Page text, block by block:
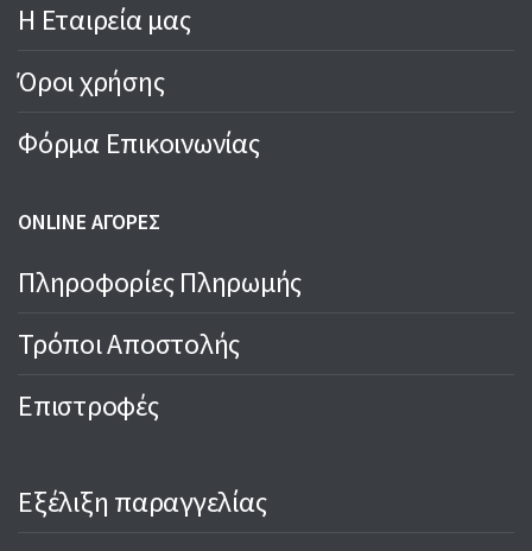
Η Εταιρεία μας
Όροι χρήσης
Φόρμα Επικοινωνίας
ONLINE ΑΓΟΡΕΣ
Πληροφορίες Πληρωμής
Τρόποι Αποστολής
Επιστροφές
Εξέλιξη παραγγελίας